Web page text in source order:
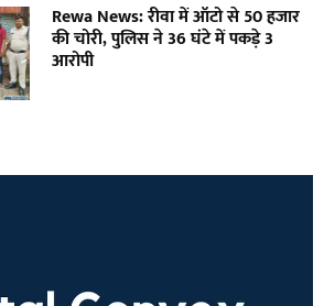
Rewa News: रीवा में ऑटो से 50 हजार
की चोरी, पुलिस ने 36 घंटे में पकड़े 3
आरोपी